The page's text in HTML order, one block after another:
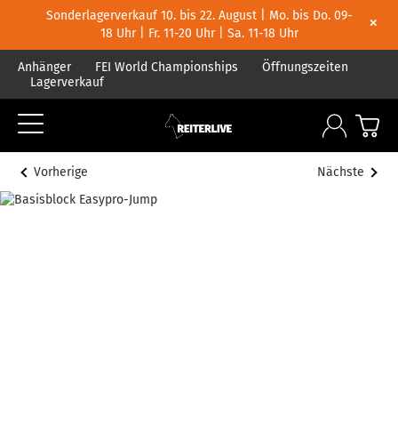
Sonderlagerverkauf 10. bis 22. August | Mo. bis Do. 09-
18 Uhr | Fr. 11-20 Uhr | Sa. 11-18 Uhr
×
Anhänger FEI World Championships
Öffnungszeiten
Lagerverkauf
Vorherige Nächste